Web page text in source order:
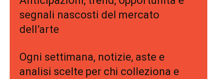
segnali nascosti del mercato
dell’arte
Ogni settimana, notizie, aste e
analisi scelte per chi colleziona e